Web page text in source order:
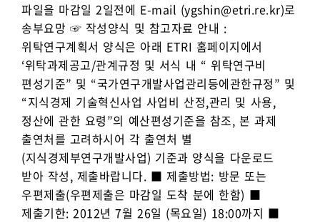
파일을 마감일 2일전에 E-mail (ygshin@etri.re.kr)로
송부요망 ☞ 작성양식 및 참고자료 안내 :
위탁연구계획서 양식은 아래 ETRI 홈페이지에서
‘위탁과제공고/관계규정 및 서식 내 “ 위탁연구비
편성기준” 및 “국가연구개발사업관리등에관한규정” 및
“지식경제 기술혁신사업 사업비 산정,관리 및 사용,
정산에 관한 요령”의 예산편성기준을 참조, 본 과제
출연처를 고려하시어 각 출연처 별
(지식경제부연구개발사업) 기준과 양식을 다운로드
받아 작성, 제출바랍니다. ■ 제출방법: 방문 또는
우편제출(우편제출은 마감일 도착 분에 한함) ■
제출기한: 2012년 7월 26일 (목요일) 18:00까지 ■